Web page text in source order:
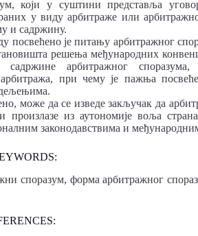
који у суштини представља
у виду арбитраже или
и садржину.
посвећено је питању арбитражног
решења међународних
арбитражног
при чему је пажња
може да се изведе закључак да
произлазе из аутономије воља
законодавствима и
споразум, форма арбитражног